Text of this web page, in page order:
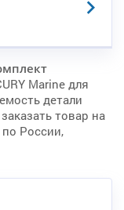
Marine для
детали
товар на
России,